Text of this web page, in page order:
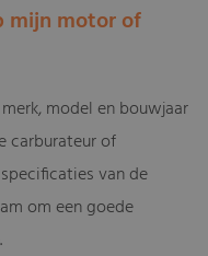
mijn motor of
model en bouwjaar
carburateur of
van de
om een goede